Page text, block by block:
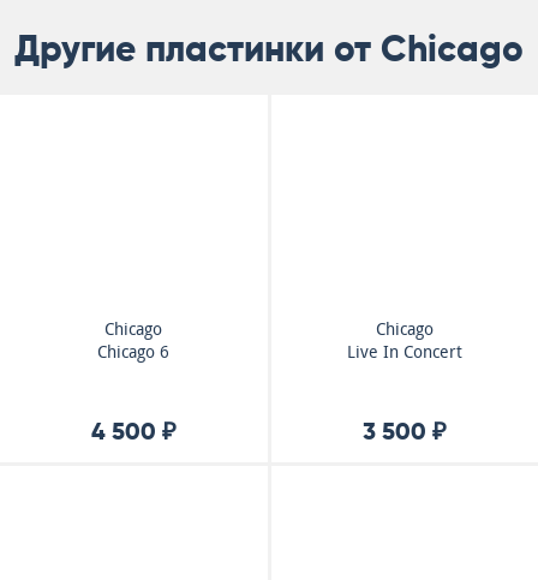
Другие пластинки от Chicago
Chicago
Chicago 6
4 500 ₽
Chicago
Live In Concert
3 500 ₽